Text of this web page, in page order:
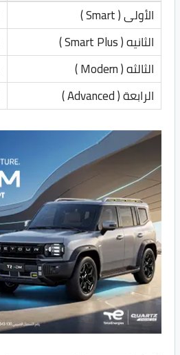
الأولى ( Smart )
الثانيه ( Smart Plus )
الثالثه ( Modern )
الرابعة ( Advanced )